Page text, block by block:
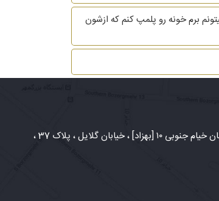
میتونم برم خونه رو پلمپ کنم که ازشون
شهر مشهد، بلوار سجاد ، خیابان خیام جنوبی ۱۰ [بهزاد] ، خیابان گلایل ، پلاک 37 ،